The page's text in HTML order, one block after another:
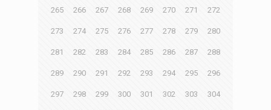
265 266 267 268 269 270 271 272
273 274 275 276 277 278 279 280
281 282 283 284 285 286 287 288
289 290 291 292 293 294 295 296
297 298 299 300 301 302 303 304